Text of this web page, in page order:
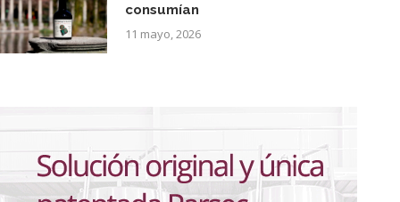
consumían
11 mayo, 2026